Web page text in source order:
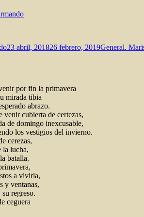
23 abril, 201826 febrero, 2019General.
por fin la primavera
mirada tibia
abrazo.
venir cubierta de certezas,
de domingo inexcusable,
los vestigios del invierno.
cerezas,
la lucha,
batalla.
a vivirla,
y ventanas,
regreso.
ceguera